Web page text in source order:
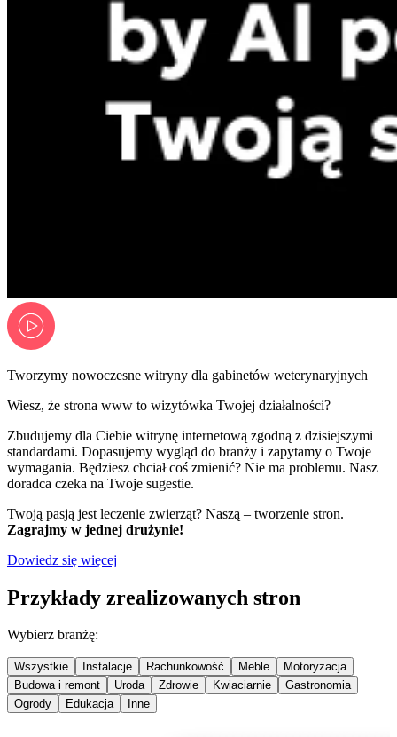
Tworzymy nowoczesne witryny dla gabinetów weterynaryjnych
Wiesz, że strona www to wizytówka Twojej działalności?
Zbudujemy dla Ciebie witrynę internetową zgodną z dzisiejszymi
standardami. Dopasujemy wygląd do branży i zapytamy o Twoje
wymagania. Będziesz chciał coś zmienić? Nie ma problemu. Nasz
doradca czeka na Twoje sugestie.
Twoją pasją jest leczenie zwierząt? Naszą – tworzenie stron.
Zagrajmy w jednej drużynie!
Dowiedz się więcej
Przykłady zrealizowanych stron
Wybierz branżę:
Wszystkie Instalacje Rachunkowość Meble
Motoryzacja
Budowa i remont
Uroda Zdrowie Kwiaciarnie
Gastronomia
Ogrody
Edukacja Inne